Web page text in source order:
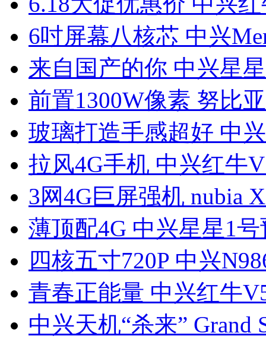
6吋屏幕八核芯 中兴
来自国产的你 中兴星
前置1300W像素 努比
玻璃打造手感超好 中
拉风4G手机 中兴红牛
3网4G巨屏强机 nubia
薄顶配4G 中兴星星1
四核五寸720P 中兴
青春正能量 中兴红牛
中兴天机“杀来” Grand